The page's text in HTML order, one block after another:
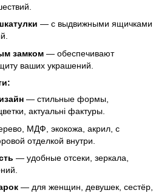
— с выдвижными ящичками
замком — обеспечивают
ваших украшений.
— стильные формы,
актуальні фактуры.
МДФ, экокожа, акрил, с
отделкой внутри.
— удобные отсеки, зеркала,
— для женщин, девушек, сестёр,